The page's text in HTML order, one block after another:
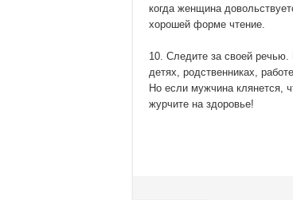
когда женщина
хорошей форме чтение.
10. Следите за своей речью.
детях, родственниках,
Но если мужчина клянется,
журчите на здоровье!